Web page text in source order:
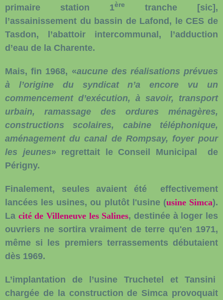
primaire station 1ère
tranche [sic],
l’assainissement du bassin de Lafond, le CES de
Tasdon, l’abattoir intercommunal, l’adduction
d’eau de la Charente.
Mais, fin 1968, «aucune des réalisations prévues
à l’origine du syndicat n’a encore vu un
commencement d’exécution, à savoir, transport
urbain, ramassage des ordures ménagères,
constructions scolaires, cabine téléphonique,
aménagement du canal de Rompsay, foyer pour
les jeunes» regrettait le Conseil Municipal de
Périgny.
Finalement, seules avaient été effectivement
lancées les usines, ou plutôt l'usine (usine Simca).
La cité de Villeneuve les Salines, destinée à loger les
ouvriers ne sortira vraiment de terre qu'en 1971,
même si les premiers terrassements débutaient
dès 1969.
L’implantation de l’usine Truchetel et Tansini
chargée de la construction de Simca provoquait